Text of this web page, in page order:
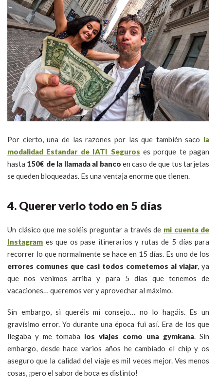
Por cierto, una de las razones por las que también saco la
modalidad Estandar de IATI Seguros es porque te pagan
hasta 150€ de la llamada al banco en caso de que tus tarjetas
se queden bloqueadas. Es una ventaja enorme que tienen.
4. Querer verlo todo en 5 días
Un clásico que me soléis preguntar a través de mi cuenta de
Instagram es que os pase itinerarios y rutas de 5 días para
recorrer lo que normalmente se hace en 15 días. Es uno de los
errores comunes que casi todos cometemos al viajar, ya
que nos venimos arriba y para 5 días que tenemos de
vacaciones… queremos ver y aprovechar al máximo.
Sin embargo, si queréis mi consejo… no lo hagáis. Es un
gravísimo error. Yo durante una época fui así. Era de los que
llegaba y me tomaba los viajes como una gymkana . Sin
embargo, desde hace varios años he cambiado el chip y os
aseguro que la calidad del viaje es mil veces mejor. Ves menos
cosas, ¡pero el sabor de boca es distinto!